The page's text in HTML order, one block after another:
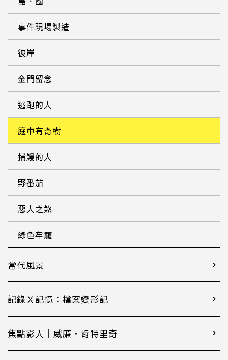
事件現場製造
彼岸
金門留念
逃跑的人
庭中有奇樹
捕鰻的人
野番茄
惡人之煞
綠色牢籠
當代風景
記錄Ｘ記憶：檔案變形記
焦點影人｜威廉．肯特里奇